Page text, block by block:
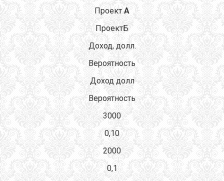
Проект А
ПроектБ
Доход, долл.
Вероятность
Доход долл
Вероятность
3000
0,10
2000
0,1